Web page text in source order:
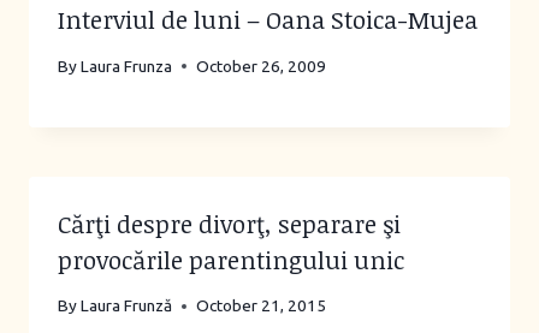
Interviul de luni – Oana Stoica-Mujea
ByLaura Frunza October 26, 2009
Cărţi despre divorţ, separare şi
provocările parentingului unic
ByLaura Frunză October 21, 2015